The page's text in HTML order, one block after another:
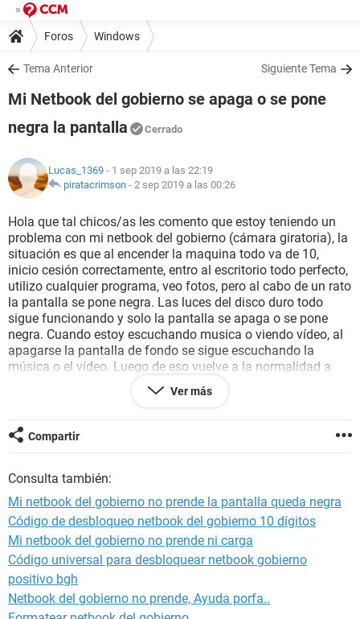
Foros Windows
Tema Anterior Siguiente Tema
Mi Netbook del gobierno se apaga o se pone
negra la pantalla
Cerrado
Lucas_1369 - 1 sep 2019 a las 22:19
piratacrimson - 2 sep 2019 a las 00:26
Hola que tal chicos/as les comento que estoy teniendo un
problema con mi netbook del gobierno (cámara giratoria), la
situación es que al encender la maquina todo va de 10,
inicio cesión correctamente, entro al escritorio todo perfecto,
utilizo cualquier programa, veo fotos, pero al cabo de un rato
la pantalla se pone negra. Las luces del disco duro todo
sigue funcionando y solo la pantalla se apaga o se pone
negra. Cuando estoy escuchando musica o viendo vídeo, al
apagarse la pantalla de fondo se sigue escuchando la
música o el vídeo. Luego de eso vuelve a la normalidad a
veces tarda segundos o a veces minutos para que se
encienda la pantalla nuevamente. Por favor podrían
Ver más
Compartir
Consulta también:
Mi netbook del gobierno no prende la pantalla queda negra
Código de desbloqueo netbook del gobierno 10 dígitos
Mi netbook del gobierno no prende ni carga
Código universal para desbloquear netbook gobierno
positivo bgh
Netbook del gobierno no prende, Ayuda porfa..